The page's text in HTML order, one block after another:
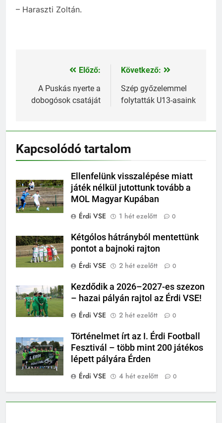
– Haraszti Zoltán.
Bejegyzés
navigáció
Előző:
A Puskás nyerte a
dobogósok csatáját
Következő:
Szép győzelemmel
folytatták U13-asaink
Kapcsolódó tartalom
Ellenfelünk visszalépése miatt
játék nélkül jutottunk tovább a
MOL Magyar Kupában
Érdi VSE
1 hét ezelőtt 0
Kétgólos hátrányból mentettünk
pontot a bajnoki rajton
Érdi VSE
2 hét ezelőtt 0
Kezdődik a 2026–2027-es szezon
– hazai pályán rajtol az Érdi VSE!
Érdi VSE
2 hét ezelőtt 0
Történelmet írt az I. Érdi Football
Fesztivál – több mint 200 játékos
lépett pályára Érden
Érdi VSE
4 hét ezelőtt 0